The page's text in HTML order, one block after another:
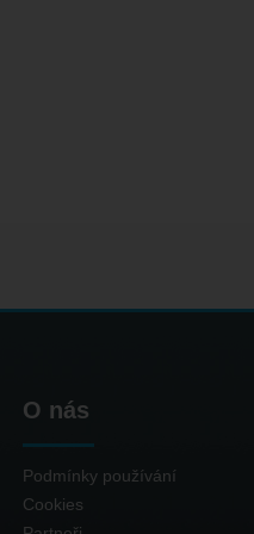
O nás
Podmínky používání
Cookies